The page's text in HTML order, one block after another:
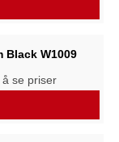
Black W1009
se priser